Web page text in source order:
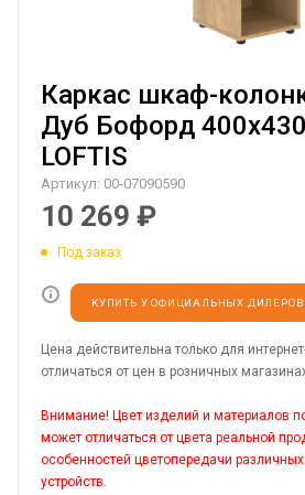
Каркас шкаф-
Дуб Бофорд
LOFTIS
Артикул: 00-07090590
10 269 ₽
Под заказ
КУПИТЬ У ОФИЦИАЛЬНЫХ ДИЛЕРОВ
Цена действительна только для
отличаться от цен в розничных
Внимание! Цвет изделий и материалов
может отличаться от цвета реальной
особенностей цветопередачи
устройств.